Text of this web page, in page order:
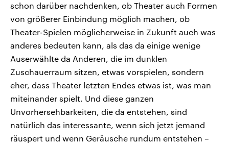
schon darüber nachdenken, ob Theater auch Formen
von größerer Einbindung möglich machen, ob
Theater-Spielen möglicherweise in Zukunft auch was
anderes bedeuten kann, als das da einige wenige
Auserwählte da Anderen, die im dunklen
Zuschauerraum sitzen, etwas vorspielen, sondern
eher, dass Theater letzten Endes etwas ist, was man
miteinander spielt. Und diese ganzen
Unvorhersehbarkeiten, die da entstehen, sind
natürlich das interessante, wenn sich jetzt jemand
räuspert und wenn Geräusche rundum entstehen –